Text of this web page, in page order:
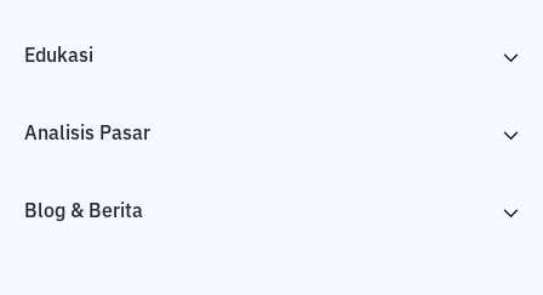
Edukasi
Analisis Pasar
Blog & Berita